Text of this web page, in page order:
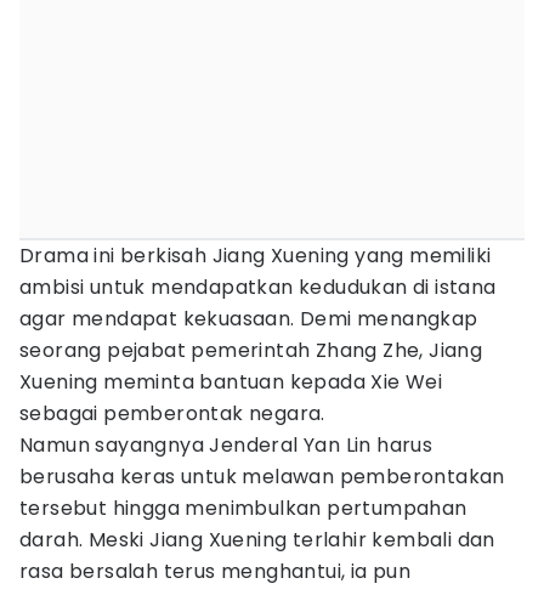
Drama ini berkisah Jiang Xuening yang memiliki
ambisi untuk mendapatkan kedudukan di istana
agar mendapat kekuasaan. Demi menangkap
seorang pejabat pemerintah Zhang Zhe, Jiang
Xuening meminta bantuan kepada Xie Wei
sebagai pemberontak negara.
Namun sayangnya Jenderal Yan Lin harus
berusaha keras untuk melawan pemberontakan
tersebut hingga menimbulkan pertumpahan
darah. Meski Jiang Xuening terlahir kembali dan
rasa bersalah terus menghantui, ia pun